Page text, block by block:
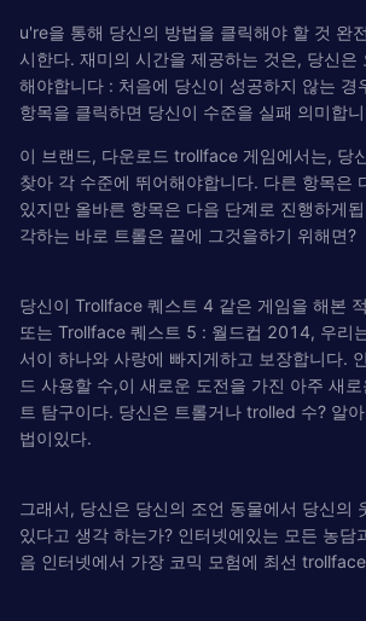
u're을 통해 당신의 방법을 클릭해야 할 것 완
시한다. 재미의 시간을 제공하는 것은, 당신은
해야합니다 : 처음에 당신이 성공하지 않는 경
항목을 클릭하면 당신이 수준을 실패 의미합
이 브랜드, 다운로드 trollface 게임에서는, 당
찾아 각 수준에 뛰어해야합니다. 다른 항목은
있지만 올바른 항목은 다음 단계로 진행하게
각하는 바로 트롤은 끝에 그것을하기 위해면?
당신이 Trollface 퀘스트 4 같은 게임을 해본
또는 Trollface 퀘스트 5 : 월드컵 2014, 우리
서이 하나와 사랑에 빠지게하고 보장합니다.
드 사용할 수,이 새로운 도전을 가진 아주 새
트 탐구이다. 당신은 트롤거나 trolled 수? 알
법이있다.
그래서, 당신은 당신의 조언 동물에서 당신의
있다고 생각 하는가? 인터넷에있는 모든 농담
음 인터넷에서 가장 코믹 모험에 최선